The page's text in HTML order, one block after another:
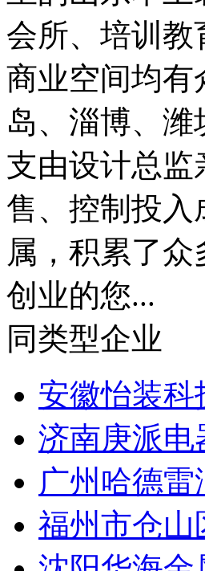
主的山东本
会所、培训教
商业空间均
岛、淄博、
支由设计总监
售、控制投
属，积累了
创业的您...
同类型企业
安徽怡装科
济南庚派电
广州哈德雷
福州市仓山